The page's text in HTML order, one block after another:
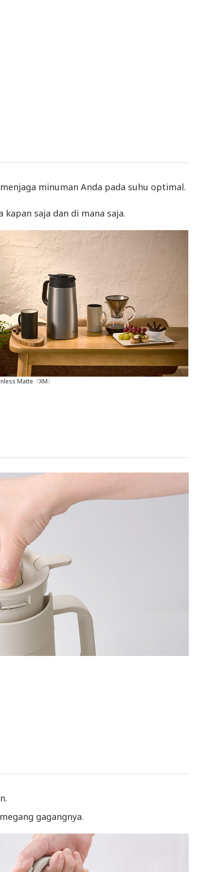
minuman Anda pada suhu optimal.
saja dan di mana saja.
Matte〈XM〉
gagangnya.